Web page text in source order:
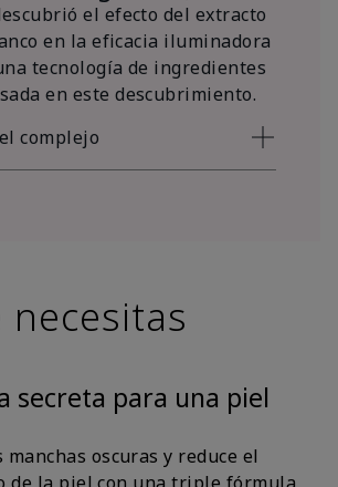
el efecto del extracto
en la eficacia iluminadora
tecnología de ingredientes
en este descubrimiento.
complejo
necesitas
secreta para una piel
oscuras y reduce el